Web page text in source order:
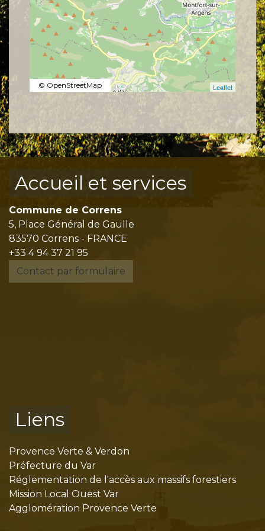
Leaflet
© OpenStreetMap
Accueil et services
Commune de Correns
5, Place Général de Gaulle
83570 Correns - FRANCE
+33 4 94 37 21 95
Contact par formulaire
Liens
Provence Verte & Verdon
Préfecture du Var
Réglementation de l'accès aux massifs forestiers
Mission Local Ouest Var
Agglomération Provence Verte